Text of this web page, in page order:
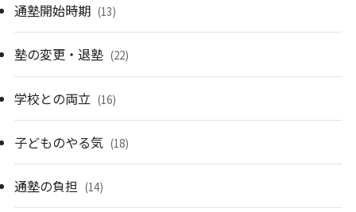
通塾開始時期 (13)
塾の変更・退塾 (22)
学校との両立 (16)
子どものやる気 (18)
通塾の負担 (14)